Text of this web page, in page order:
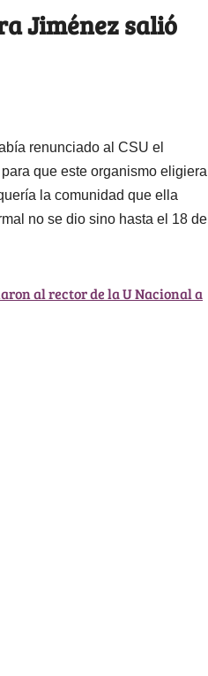
Jiménez salió
renunciado al CSU el
que este organismo eligiera
la comunidad que ella
no se dio sino hasta el 18 de
al rector de la U Nacional a